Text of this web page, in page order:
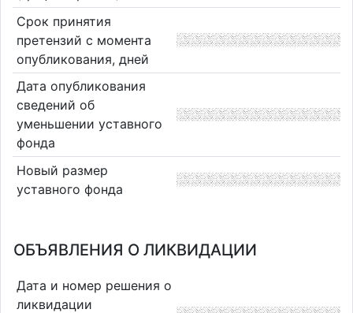
Срок принятия
претензий с момента
опубликования, дней
Дата опубликования
сведений об
уменьшении уставного
фонда
Новый размер
уставного фонда
ОБЪЯВЛЕНИЯ О ЛИКВИДАЦИИ
Дата и номер решения о
ликвидации